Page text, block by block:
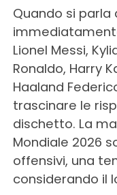
Quando si parla
Lionel Messi,
Ronaldo, Harry
Haaland
trascinare le
dischetto. La
Mondiale 2026
offensivi, una
considerando il